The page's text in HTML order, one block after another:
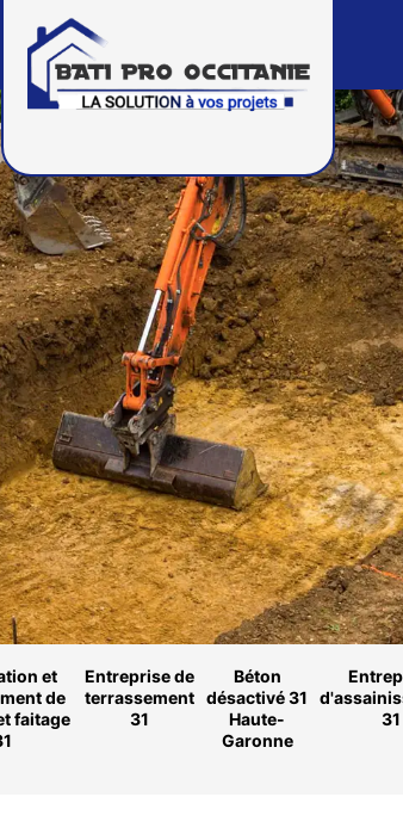
et
de
faitage
Entreprise de
terrassement
31
Béton
désactivé 31
Haute-
Garonne
31